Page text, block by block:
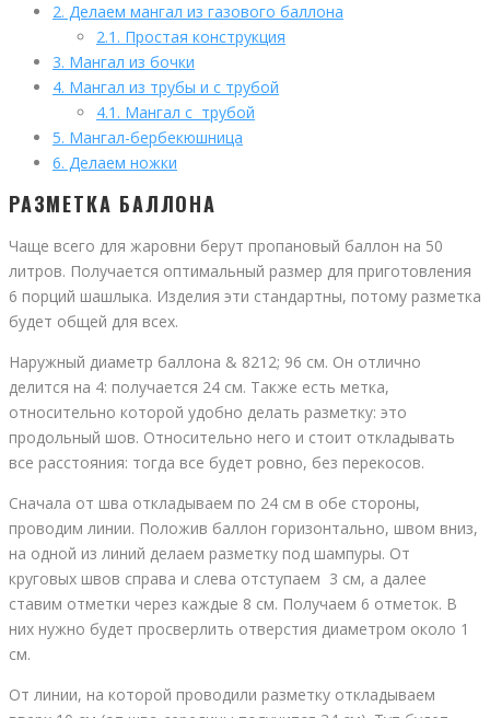
2. Делаем мангал из газового баллона
2.1. Простая конструкция
3. Мангал из бочки
4. Мангал из трубы и с трубой
4.1. Мангал с трубой
5. Мангал-бербекюшница
6. Делаем ножки
РАЗМЕТКА БАЛЛОНА
Чаще всего для жаровни берут пропановый баллон на 50
литров. Получается оптимальный размер для приготовления
6 порций шашлыка. Изделия эти стандартны, потому разметка
будет общей для всех.
Наружный диаметр баллона & 8212; 96 см. Он отлично
делится на 4: получается 24 см. Также есть метка,
относительно которой удобно делать разметку: это
продольный шов. Относительно него и стоит откладывать
все расстояния: тогда все будет ровно, без перекосов.
Сначала от шва откладываем по 24 см в обе стороны,
проводим линии. Положив баллон горизонтально, швом вниз,
на одной из линий делаем разметку под шампуры. От
круговых швов справа и слева отступаем 3 см, а далее
ставим отметки через каждые 8 см. Получаем 6 отметок. В
них нужно будет просверлить отверстия диаметром около 1
см.
От линии, на которой проводили разметку откладываем